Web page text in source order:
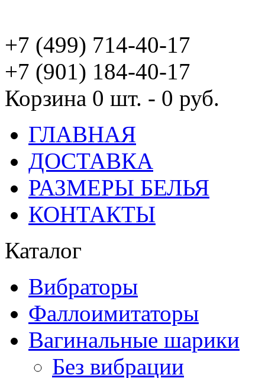
+7 (499) 714-40-17
+7 (901) 184-40-17
Корзина 0 шт. - 0 руб.
ГЛАВНАЯ
ДОСТАВКА
РАЗМЕРЫ БЕЛЬЯ
КОНТАКТЫ
Каталог
Вибраторы
Фаллоимитаторы
Вагинальные шарики
Без вибрации